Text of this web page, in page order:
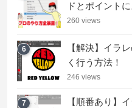
ドとポイント
260 views
6
【解決】イラ
く行う方法！
246 views
7
【順番あり】